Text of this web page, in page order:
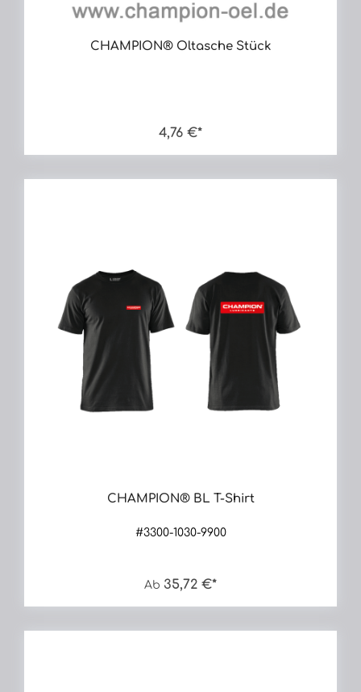
CHAMPION® Öltasche Stück
4,76 €*
CHAMPION® BL T-Shirt
#3300-1030-9900
Ab 35,72 €*